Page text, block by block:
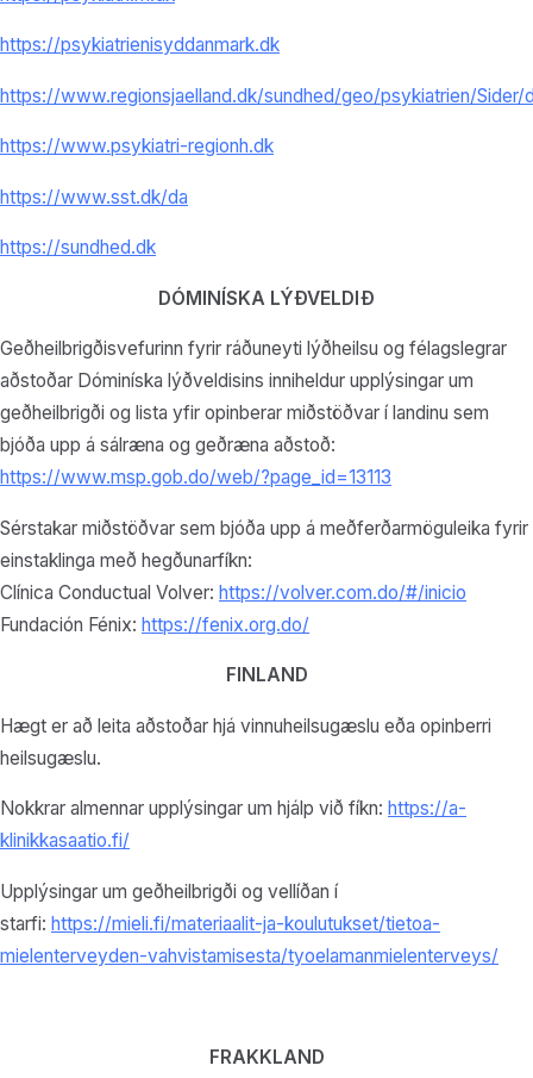
https://psykiatrienisyddanmark.dk
https://www.regionsjaelland.dk/sundhed/geo/psykiatrien/Sider/
https://www.psykiatri-regionh.dk
https://www.sst.dk/da
https://sundhed.dk
DÓMINÍSKA LÝÐVELDIÐ
Geðheilbrigðisvefurinn fyrir ráðuneyti lýðheilsu og félagslegrar
aðstoðar Dóminíska lýðveldisins inniheldur upplýsingar um
geðheilbrigði og lista yfir opinberar miðstöðvar í landinu sem
bjóða upp á sálræna og geðræna aðstoð:
https://www.msp.gob.do/web/?page_id=13113
Sérstakar miðstöðvar sem bjóða upp á meðferðarmöguleika fyrir
einstaklinga með hegðunarfíkn:
Clínica Conductual Volver: https://volver.com.do/#/inicio
Fundación Fénix: https://fenix.org.do/
FINLAND
Hægt er að leita aðstoðar hjá vinnuheilsugæslu eða opinberri
heilsugæslu.
Nokkrar almennar upplýsingar um hjálp við fíkn: https://a-
klinikkasaatio.fi/
Upplýsingar um geðheilbrigði og vellíðan í
starfi: https://mieli.fi/materiaalit-ja-koulutukset/tietoa-
mielenterveyden-vahvistamisesta/tyoelamanmielenterveys/
FRAKKLAND